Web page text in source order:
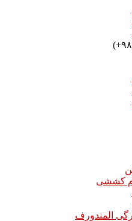
کششی
المندورف